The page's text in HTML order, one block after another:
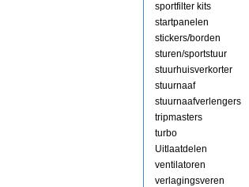
sportfilter kits
startpanelen
stickers/borden
sturen/sportstuur
stuurhuisverkorter
stuurnaaf
stuurnaafverlengers
tripmasters
turbo
Uitlaatdelen
ventilatoren
verlagingsveren